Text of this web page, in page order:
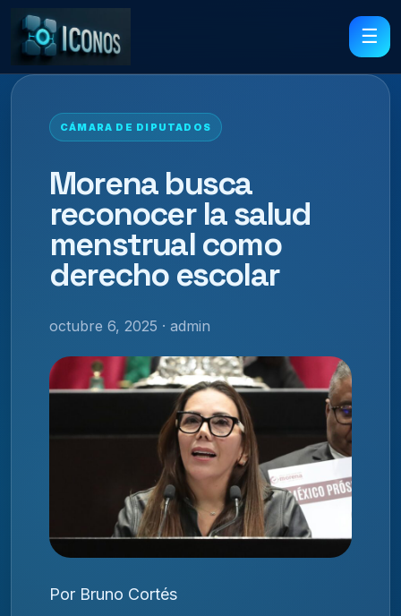
☰
CÁMARA DE DIPUTADOS
Morena busca
reconocer la salud
menstrual como
derecho escolar
octubre 6, 2025 · admin
Por Bruno Cortés